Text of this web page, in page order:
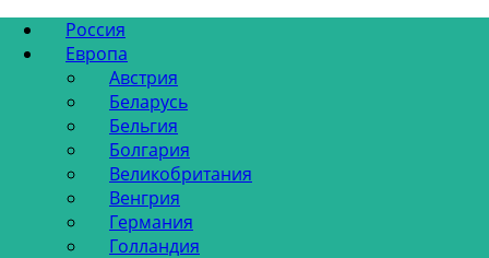
Россия
Европа
Австрия
Беларусь
Бельгия
Болгария
Великобритания
Венгрия
Германия
Голландия